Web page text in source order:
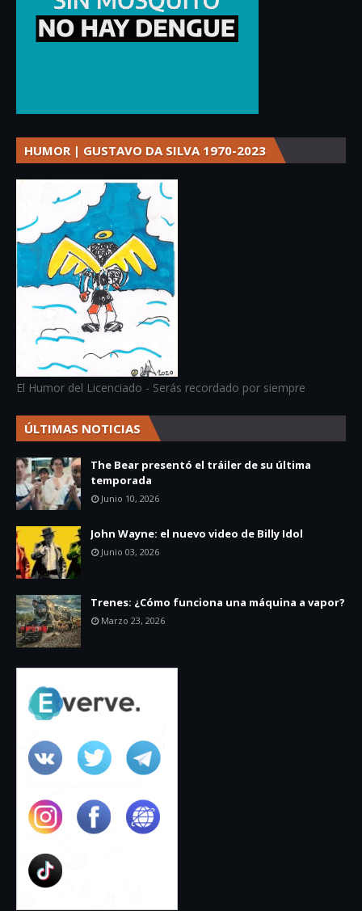
HUMOR | GUSTAVO DA SILVA 1970-2023
El Humor del Licenciado - Serás recordado por siempre
ÚLTIMAS NOTICIAS
The Bear presentó el tráiler de su última
temporada
Junio 10, 2026
John Wayne: el nuevo video de Billy Idol
Junio 03, 2026
Trenes: ¿Cómo funciona una máquina a vapor?
Marzo 23, 2026